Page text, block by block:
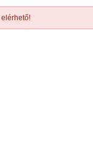
elérhető!